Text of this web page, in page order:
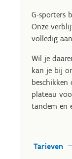
G-sporters
Onze
volledig
Wil je
kan je bij
beschikken
plateau
tandem en
Tarieven